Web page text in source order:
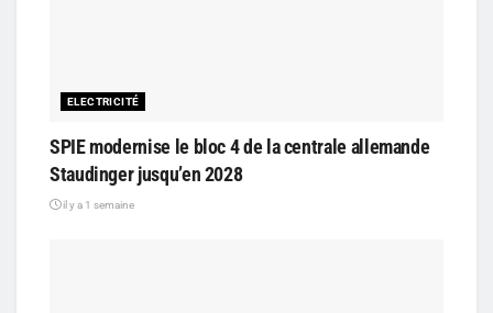
ELECTRICITÉ
SPIE modernise le bloc 4 de la centrale allemande
Staudinger jusqu’en 2028
il y a 1 semaine